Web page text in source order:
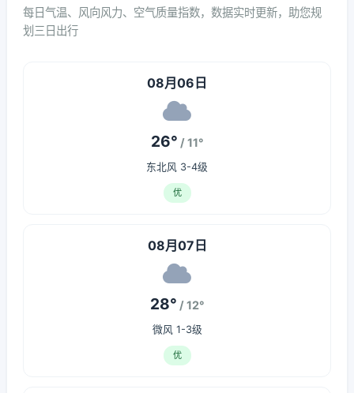
每日气温、风向风力、空气质量指数，数据实时更新，助您规
划三日出行
08月06日
26° / 11°
东北风 3-4级
优
08月07日
28° / 12°
微风 1-3级
优